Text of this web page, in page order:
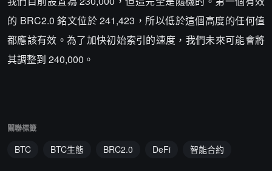
的 BRC2.0 銘文位於 241,423，所以低於這個高度的任何值
都應該有效。為了加快初始索引的速度，我們未來可能會將
其調整到 240,000。
關聯標籤
BTC BTC生態 BRC2.0 DeFi 智能合約